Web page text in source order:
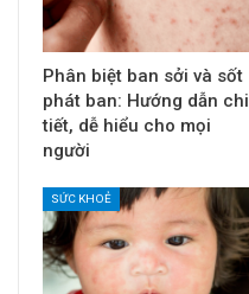
Phân biệt ban sởi và sốt
phát ban: Hướng dẫn chi
tiết, dễ hiểu cho mọi
người
SỨC KHOẺ